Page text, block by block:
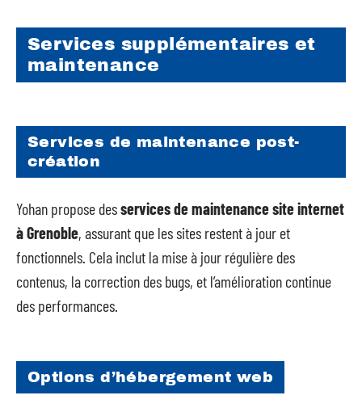
Services supplémentaires et
maintenance
Services de maintenance post-
création
Yohan propose desservices de maintenance site internet
à Grenoble, assurant que les sites restent à jour et
fonctionnels. Cela inclut la mise à jour régulière des
contenus, la correction des bugs, et l’amélioration continue
des performances.
Options d’hébergement web